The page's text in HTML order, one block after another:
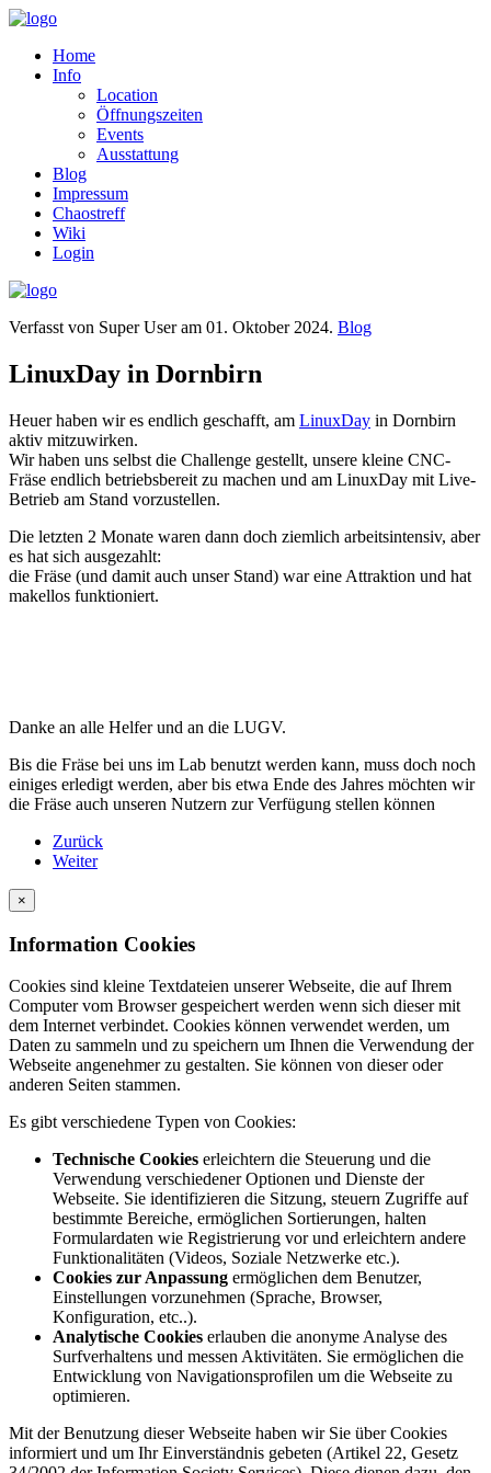
Home
Info
Location
Öffnungszeiten
Events
Ausstattung
Blog
Impressum
Chaostreff
Wiki
Login
Verfasst von Super User am 01. Oktober 2024. Blog
LinuxDay in Dornbirn
Heuer haben wir es endlich geschafft, am LinuxDay in Dornbirn
aktiv mitzuwirken.
Wir haben uns selbst die Challenge gestellt, unsere kleine CNC-
Fräse endlich betriebsbereit zu machen und am LinuxDay mit Live-
Betrieb am Stand vorzustellen.
Die letzten 2 Monate waren dann doch ziemlich arbeitsintensiv, aber
es hat sich ausgezahlt:
die Fräse (und damit auch unser Stand) war eine Attraktion und hat
makellos funktioniert.
Danke an alle Helfer und an die LUGV.
Bis die Fräse bei uns im Lab benutzt werden kann, muss doch noch
einiges erledigt werden, aber bis etwa Ende des Jahres möchten wir
die Fräse auch unseren Nutzern zur Verfügung stellen können
Zurück
Weiter
×
Information Cookies
Cookies sind kleine Textdateien unserer Webseite, die auf Ihrem
Computer vom Browser gespeichert werden wenn sich dieser mit
dem Internet verbindet. Cookies können verwendet werden, um
Daten zu sammeln und zu speichern um Ihnen die Verwendung der
Webseite angenehmer zu gestalten. Sie können von dieser oder
anderen Seiten stammen.
Es gibt verschiedene Typen von Cookies:
Technische Cookies erleichtern die Steuerung und die
Verwendung verschiedener Optionen und Dienste der
Webseite. Sie identifizieren die Sitzung, steuern Zugriffe auf
bestimmte Bereiche, ermöglichen Sortierungen, halten
Formulardaten wie Registrierung vor und erleichtern andere
Funktionalitäten (Videos, Soziale Netzwerke etc.).
Cookies zur Anpassung ermöglichen dem Benutzer,
Einstellungen vorzunehmen (Sprache, Browser,
Konfiguration, etc..).
Analytische Cookies erlauben die anonyme Analyse des
Surfverhaltens und messen Aktivitäten. Sie ermöglichen die
Entwicklung von Navigationsprofilen um die Webseite zu
optimieren.
Mit der Benutzung dieser Webseite haben wir Sie über Cookies
informiert und um Ihr Einverständnis gebeten (Artikel 22, Gesetz